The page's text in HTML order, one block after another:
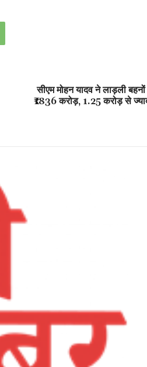
सीएम मोहन यादव ने लाड़ली
₹1836 करोड़, 1.25 करोड़ से